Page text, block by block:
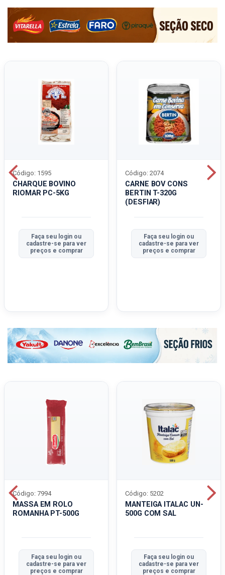
CHARQUE BOVINO
RIOMAR PC-5KG
Código: 1595
Faça seu login ou
cadastre-se para ver
preços e comprar
CARNE BOV CONS
BERTIN T-320G
(DESFIAR)
Código: 2074
Faça seu login ou
cadastre-se para ver
preços e comprar
MASSA EM ROLO
ROMANHA PT-500G
Código: 7994
Faça seu login ou
cadastre-se para ver
preços e comprar
MANTEIGA ITALAC UN-
500G COM SAL
Código: 5202
Faça seu login ou
cadastre-se para ver
preços e comprar